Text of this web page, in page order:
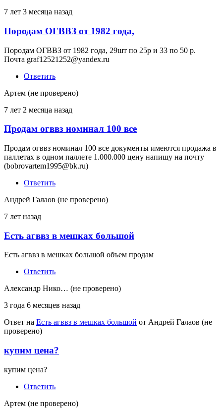
7 лет 3 месяца назад
Породам ОГВВЗ от 1982 года,
Породам ОГВВЗ от 1982 года, 29шт по 25р и 33 по 50 р.
Почта graf12521252@yandex.ru
Ответить
Артем (не проверено)
7 лет 2 месяца назад
Продам огввз номинал 100 все
Продам огввз номинал 100 все документы имеются продажа в
паллетах в одном паллете 1.000.000 цену напишу на почту
(bobrovartem1995@bk.ru)
Ответить
Андрей Галаов (не проверено)
7 лет назад
Есть агввз в мешках большой
Есть агввз в мешках большой объем продам
Ответить
Александр Нико… (не проверено)
3 года 6 месяцев назад
Ответ на Есть агввз в мешках большой от Андрей Галаов (не
проверено)
купим цена?
купим цена?
Ответить
Артем (не проверено)